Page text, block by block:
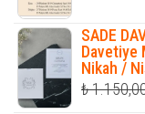
SADE
Davetiye
Nikah /
₺